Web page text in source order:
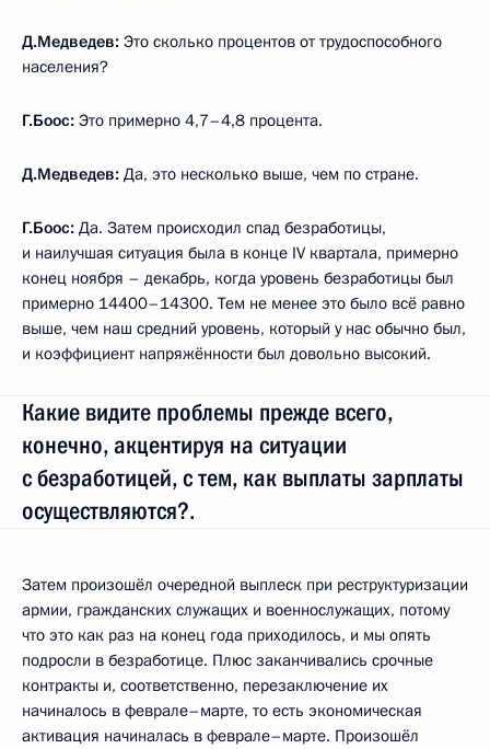
Д.Медведев: Это сколько процентов от трудоспособного
населения?
Г.Боос: Это примерно 4,7–4,8 процента.
Д.Медведев: Да, это несколько выше, чем по стране.
Г.Боос: Да. Затем происходил спад безработицы,
и наилучшая ситуация была в конце IV квартала, примерно
конец ноября – декабрь, когда уровень безработицы был
примерно 14400–14300. Тем не менее это было всё равно
выше, чем наш средний уровень, который у нас обычно был,
и коэффициент напряжённости был довольно высокий.
Какие видите проблемы прежде всего,
конечно, акцентируя на ситуации
с безработицей, с тем, как выплаты зарплаты
осуществляются?.
Затем произошёл очередной выплеск при реструктуризации
армии, гражданских служащих и военнослужащих, потому
что это как раз на конец года приходилось, и мы опять
подросли в безработице. Плюс заканчивались срочные
контракты и, соответственно, перезаключение их
начиналось в феврале–марте, то есть экономическая
активация начиналась в феврале–марте. Произошёл